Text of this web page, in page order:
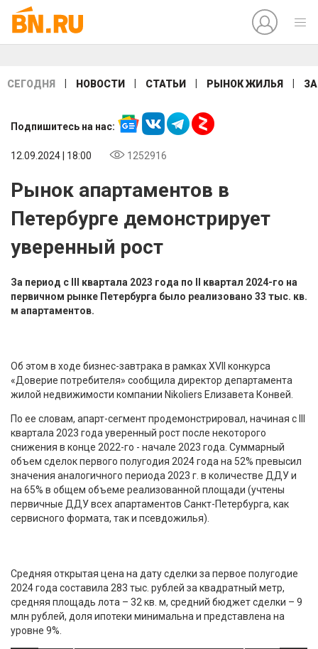
СЕГОДНЯ НОВОСТИ СТАТЬИ РЫНОК ЖИЛЬЯ
Подпишитесь на нас:
12.09.2024 | 18:00 1252916
Рынок апартаментов в
Петербурге демонстрирует
уверенный рост
За период с III квартала 2023 года по II квартал 2024-го на
первичном рынке Петербурга было реализовано 33 тыс. кв.
м апартаментов.
Об этом в ходе бизнес-завтрака в рамках XVII конкурса
«Доверие потребителя» сообщила директор департамента
жилой недвижимости компании Nikoliers Елизавета Конвей.
По ее словам, апарт-сегмент продемонстрировал, начиная с III
квартала 2023 года уверенный рост после некоторого
снижения в конце 2022-го - начале 2023 года. Суммарный
объем сделок первого полугодия 2024 года на 52% превысил
значения аналогичного периода 2023 г. в количестве ДДУ и
на 65% в общем объеме реализованной площади (учтены
первичные ДДУ всех апартаментов Санкт-Петербурга, как
сервисного формата, так и псевдожилья).
Средняя открытая цена на дату сделки за первое полугодие
2024 года составила 283 тыс. рублей за квадратный метр,
средняя площадь лота – 32 кв. м, средний бюджет сделки – 9
млн рублей, доля ипотеки минимальна и представлена на
уровне 9%.